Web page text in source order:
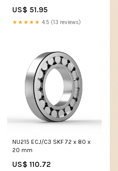
TravelPro-Serie DierenALL
US$ 51.95
★★★★★ 4.5 (13 reviews)
NU215 ECJ/C3 SKF 72 x 80 x
20 mm
US$ 110.72